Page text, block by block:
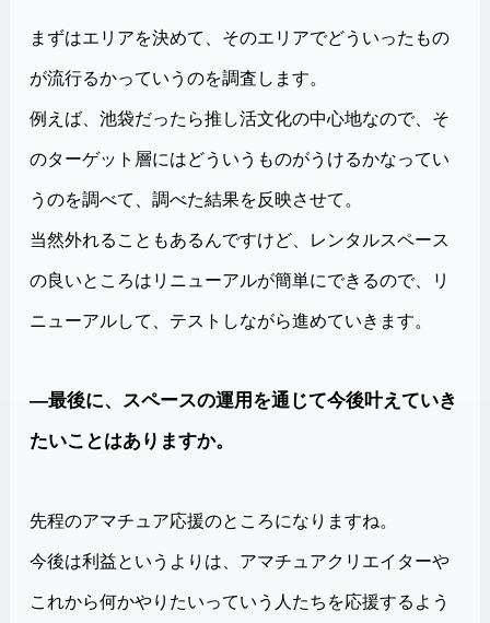
まずはエリアを決めて、そのエリアでどういったもの
が流行るかっていうのを調査します。
例えば、池袋だったら推し活文化の中心地なので、そ
のターゲット層にはどういうものがうけるかなってい
うのを調べて、調べた結果を反映させて。
当然外れることもあるんですけど、レンタルスペース
の良いところはリニューアルが簡単にできるので、リ
ニューアルして、テストしながら進めていきます。
―最後に、スペースの運用を通じて今後叶えていき
たいことはありますか。
先程のアマチュア応援のところになりますね。
今後は利益というよりは、アマチュアクリエイターや
これから何かやりたいっていう人たちを応援するよう